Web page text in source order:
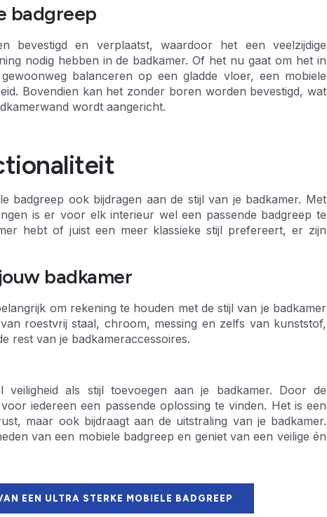
badgreep
bevestigd en verplaatst, waardoor het een veelzijdige
nodig hebben in de badkamer. Of het nu gaat om het in
balanceren op een gladde vloer, een mobiele
Bovendien kan het zonder boren worden bevestigd, wat
wordt aangericht.
badgreep ook bijdragen aan de stijl van je badkamer. Met
is er voor elk interieur wel een passende badgreep te
hebt of juist een meer klassieke stijl prefereert, er zijn
badkamer
om rekening te houden met de stijl van je badkamer
roestvrij staal, chroom, messing en zelfs van kunststof,
rest van je badkameraccessoires.
als stijl toevoegen aan je badkamer. Door de
iedereen een passende oplossing te vinden. Het is een
maar ook bijdraagt aan de uitstraling van je badkamer.
van een mobiele badgreep en geniet van een veilige én
EEN ULTRA STERKE MOBIELE BADGREEP